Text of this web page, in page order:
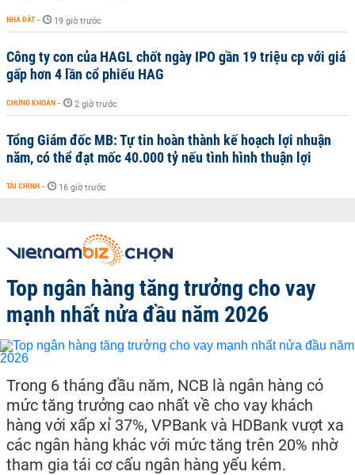
NHÀ ĐẤT - 19 giờ trước
Công ty con của HAGL chốt ngày IPO gần 19 triệu cp với giá
gấp hơn 4 lần cổ phiếu HAG
CHỨNG KHOÁN - 2 giờ trước
Tổng Giám đốc MB: Tự tin hoàn thành kế hoạch lợi nhuận
năm, có thể đạt mốc 40.000 tỷ nếu tình hình thuận lợi
TÀI CHÍNH - 16 giờ trước
Top ngân hàng tăng trưởng cho vay
mạnh nhất nửa đầu năm 2026
Trong 6 tháng đầu năm, NCB là ngân hàng có
mức tăng trưởng cao nhất về cho vay khách
hàng với xấp xỉ 37%, VPBank và HDBank vượt xa
các ngân hàng khác với mức tăng trên 20% nhờ
tham gia tái cơ cấu ngân hàng yếu kém.